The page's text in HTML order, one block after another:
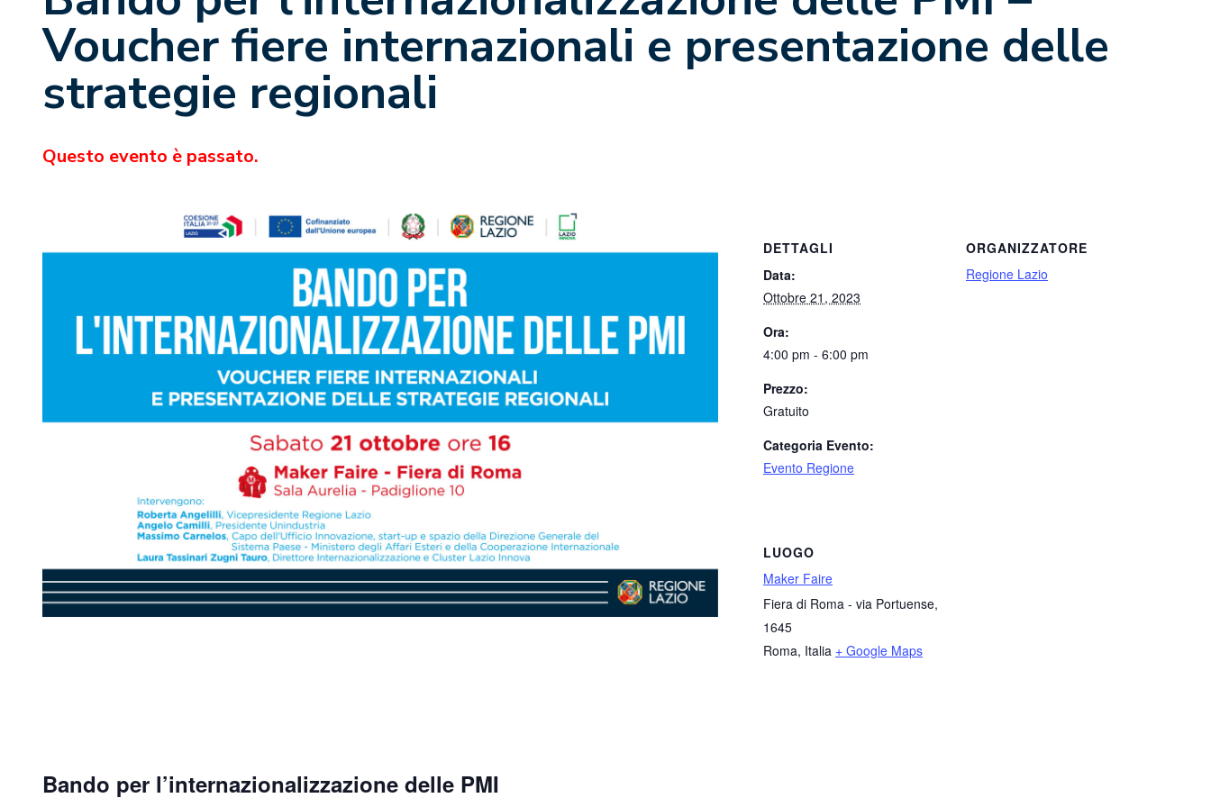
Voucher fiere internazionali e presentazione delle
strategie regionali
Questo evento è passato.
DETTAGLI
Data:
Ottobre 21, 2023
Ora:
4:00 pm - 6:00 pm
Prezzo:
Gratuito
Categoria Evento:
Evento Regione
ORGANIZZATORE
Regione Lazio
LUOGO
Maker Faire
Fiera di Roma - via Portuense,
1645
Roma, Italia + Google Maps
Bando per l’internazionalizzazione delle PMI